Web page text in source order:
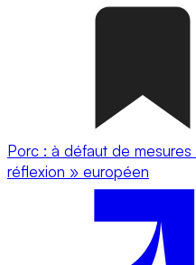
Porc : à défaut de
réflexion » européen